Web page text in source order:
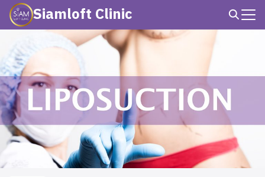
Skip
Siamloft Clinic
Search
for: